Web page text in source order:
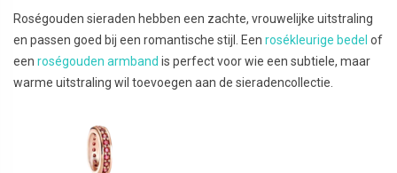
Roségouden sieraden hebben een zachte, vrouwelijke uitstraling
en passen goed bij een romantische stijl. Een rosékleurige bedel of
een roségouden armband is perfect voor wie een subtiele, maar
warme uitstraling wil toevoegen aan de sieradencollectie.